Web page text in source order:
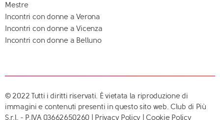
Mestre
Incontri con donne a Verona
Incontri con donne a Vicenza
Incontri con donne a Belluno
© 2022 Tutti i diritti riservati. È vietata la riproduzione di
immagini e contenuti presenti in questo sito web. Club di Più
S.r.l. - P.IVA 03662650260 | Privacy Policy |Cookie Policy